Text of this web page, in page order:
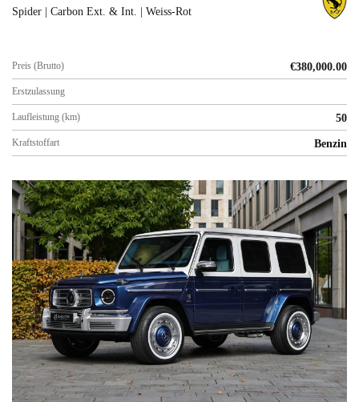
Spider | Carbon Ext. & Int. | Weiss-Rot
Preis (Brutto) €380,000.00
Erstzulassung
Laufleistung (km) 50
Kraftstoffart Benzin